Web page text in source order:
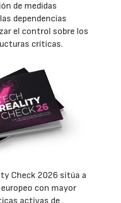
de medidas
dependencias
el control sobre los
críticas.
Check 2026 sitúa a
con mayor
activas de